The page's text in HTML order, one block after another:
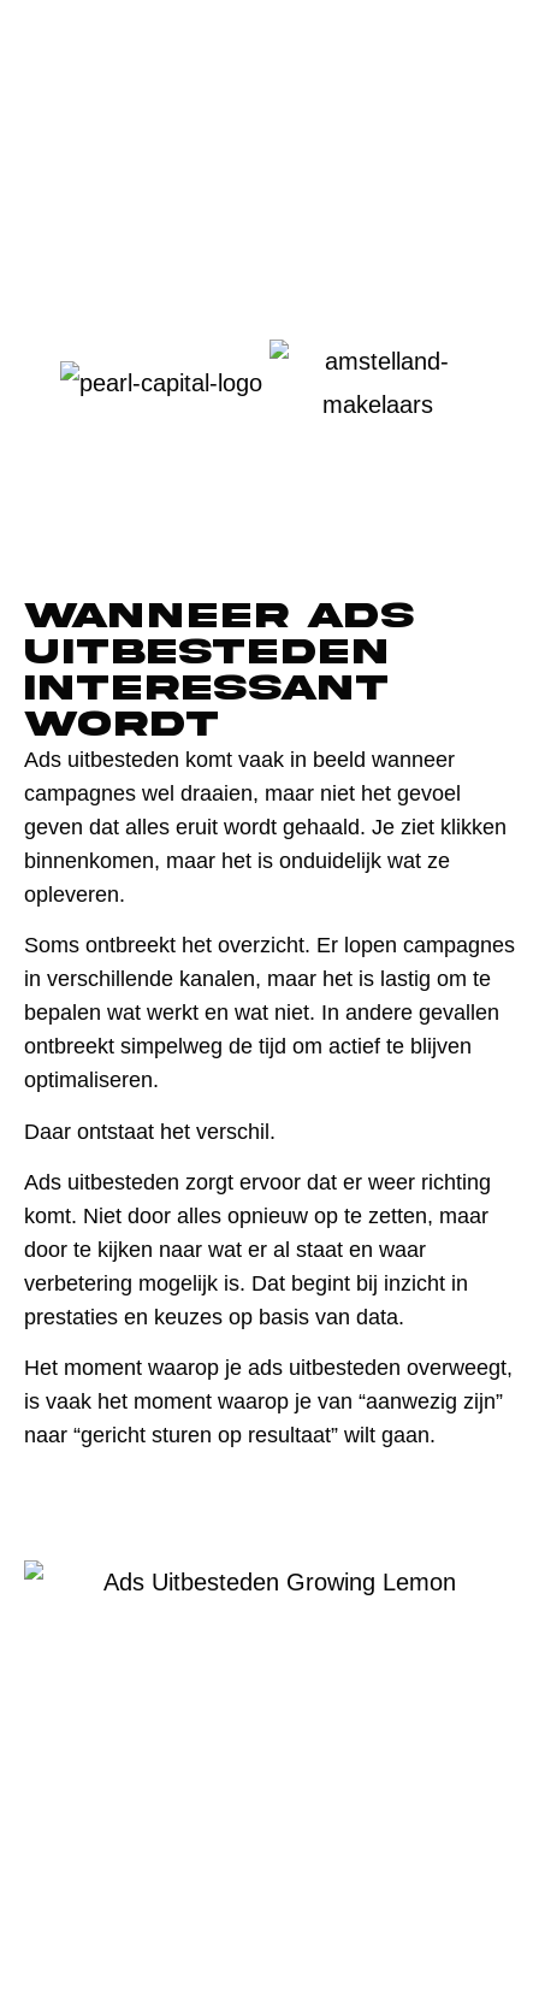
Wanneer ads
uitbesteden
interessant
wordt
Ads uitbesteden komt vaak in beeld wanneer
campagnes wel draaien, maar niet het gevoel
geven dat alles eruit wordt gehaald. Je ziet klikken
binnenkomen, maar het is onduidelijk wat ze
opleveren.
Soms ontbreekt het overzicht. Er lopen campagnes
in verschillende kanalen, maar het is lastig om te
bepalen wat werkt en wat niet. In andere gevallen
ontbreekt simpelweg de tijd om actief te blijven
optimaliseren.
Daar ontstaat het verschil.
Ads uitbesteden zorgt ervoor dat er weer richting
komt. Niet door alles opnieuw op te zetten, maar
door te kijken naar wat er al staat en waar
verbetering mogelijk is. Dat begint bij inzicht in
prestaties en keuzes op basis van data.
Het moment waarop je ads uitbesteden overweegt,
is vaak het moment waarop je van “aanwezig zijn”
naar “gericht sturen op resultaat” wilt gaan.